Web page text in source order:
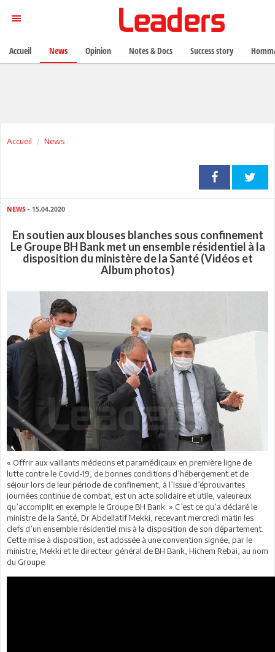
Accueil News
NEWS - 15.04.2020
En soutien aux blouses blanches sous confinement
Le Groupe BH Bank met un ensemble résidentiel à la
disposition du ministère de la Santé (Vidéos et
Album photos)
« Offrir aux vaillants médecins et paramédicaux en première ligne de
lutte contre le Covid-19, de bonnes conditions d’hébergement et de
séjour lors de leur période de confinement, à l’issue d’éprouvantes
journées continue de combat, est un acte solidaire et utile, valeureux
qu’accomplit en exemple le Groupe BH Bank. » C’est ce qu’a déclaré le
ministre de la Santé, Dr Abdellatif Mekki, recevant mercredi matin les
clefs d’un ensemble résidentiel mis à la disposition de son département.
Cette mise à disposition, est adossée à une convention signée, par le
ministre, Mekki et le directeur général de BH Bank, Hichem Rebai, au nom
du Groupe.
Accueil News Opinion Notes & Docs Success story